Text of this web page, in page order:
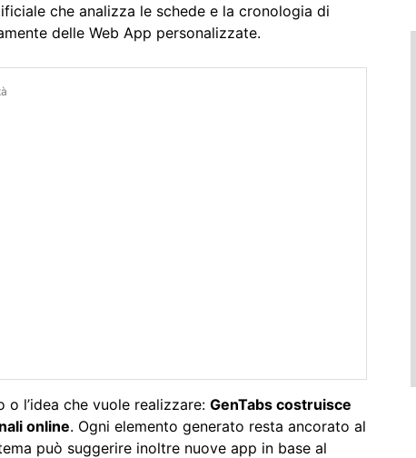
che analizza le schede e la cronologia di
delle Web App personalizzate.
l’idea che vuole realizzare: GenTabs costruisce
online. Ogni elemento generato resta ancorato al
può suggerire inoltre nuove app in base al